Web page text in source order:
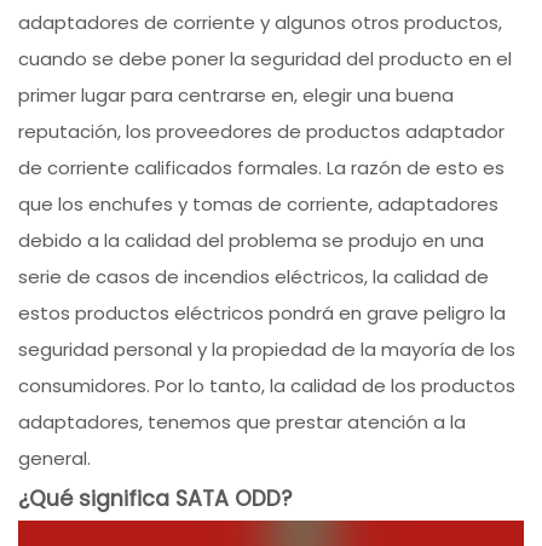
adaptadores de corriente y algunos otros productos,
cuando se debe poner la seguridad del producto en el
primer lugar para centrarse en, elegir una buena
reputación, los proveedores de productos adaptador
de corriente calificados formales. La razón de esto es
que los enchufes y tomas de corriente, adaptadores
debido a la calidad del problema se produjo en una
serie de casos de incendios eléctricos, la calidad de
estos productos eléctricos pondrá en grave peligro la
seguridad personal y la propiedad de la mayoría de los
consumidores. Por lo tanto, la calidad de los productos
adaptadores, tenemos que prestar atención a la
general.
¿Qué significa SATA ODD?